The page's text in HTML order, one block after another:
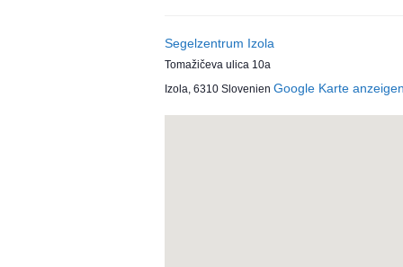
Segelzentrum Izola
Tomažičeva ulica 10a
Izola, 6310 Slovenien Google Karte